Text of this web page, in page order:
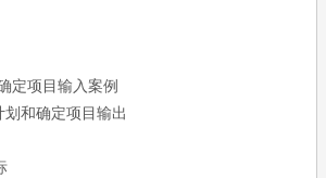
定项目输入案例
和确定项目输出